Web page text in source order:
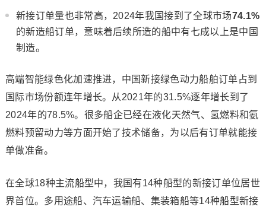
新接订单量也非常高，2024年我国接到了全球市场74.1%
的新造船订单，意味着后续所造的船中有七成以上是中国
制造。
高端智能绿色化加速推进，中国新接绿色动力船舶订单占到
国际市场份额连年增长。从2021年的31.5%逐年增长到了
2024年的78.5%。很多船企已经在液化天然气、氢燃料和氨
燃料预留动力等方面开始了技术储备，为以后有订单就能接
单做准备。
在全球18种主流船型中，我国有14种船型的新接订单位居世
界首位。多用途船、汽车运输船、集装箱船等14种船型新接